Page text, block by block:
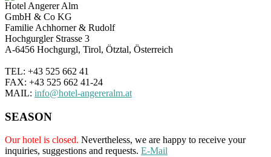
Hotel Angerer Alm
GmbH & Co KG
Familie Achhorner & Rudolf
Hochgurgler Strasse 3
A-6456 Hochgurgl, Tirol, Ötztal, Österreich
TEL: +43 525 662 41
FAX: +43 525 662 41-24
MAIL: info@hotel-angereralm.at
SEASON
Our hotel is closed. Nevertheless, we are happy to receive your
inquiries, suggestions and requests. E-Mail